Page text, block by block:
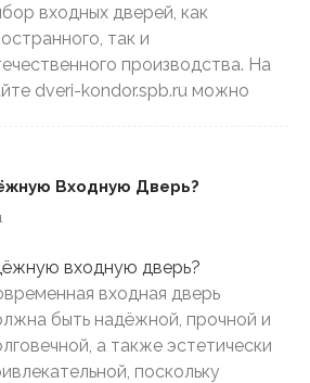
входных дверей, как
так и
производства. На
dveri-kondor.spb.ru можно
Входную Дверь?
входная дверь
быть надёжной, прочной и
а также эстетически
поскольку